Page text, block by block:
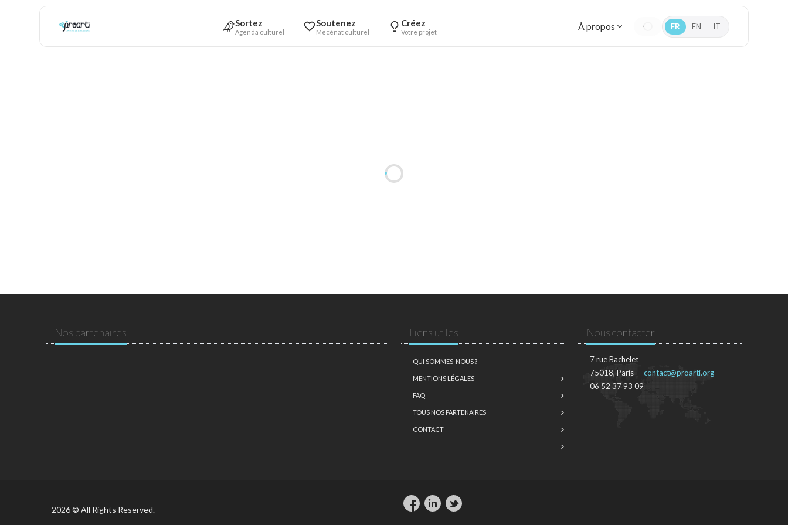
Sortez
Agenda culturel
Soutenez
Mécénat culturel
Créez
Votre projet À propos FR EN IT
Nos partenaires Liens utiles
QUI SOMMES-NOUS ?
MENTIONS LÉGALES
FAQ
TOUS NOS PARTENAIRES
CONTACT
Nous contacter
7 rue Bachelet
75018, Paris
06 52 37 93 09
contact@proarti.org
2026 © All Rights Reserved.